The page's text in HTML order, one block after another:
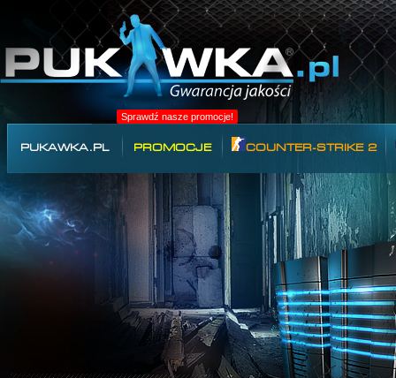
Sprawdź nasze promocje!
PUKAWKA.PL PROMOCJE COUNTER-STRIKE 2